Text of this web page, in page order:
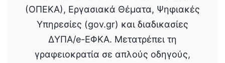
(ΟΠΕΚΑ), Εργασιακά Θέματα, Ψηφιακές
Υπηρεσίες (gov.gr) και διαδικασίες
ΔΥΠΑ/e-ΕΦΚΑ. Μετατρέπει τη
γραφειοκρατία σε απλούς οδηγούς,